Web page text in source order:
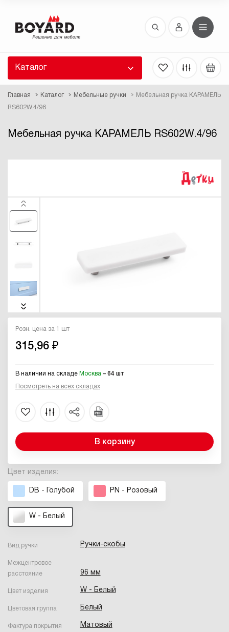
Каталог
Главная Каталог Мебельные ручки Мебельная ручка КАРАМЕЛЬ
RS602W.4/96
Мебельная ручка КАРАМЕЛЬ RS602W.4/96
Цвет изделия:
DB - Голубой PN - Розовый
W - Белый
Вид ручки Ручки-скобы
Межцентровое
расстояние
96 мм
Цвет изделия W - Белый
Цветовая группа Белый
Фактура покрытия Матовый
Розн. цена за 1 шт
315,96 ₽
В наличии на складе Москва – 64 шт
Посмотреть на всех складах
В корзину
Восстановление пароля
высланы вам по E-Mail.
ссылку для восстановления